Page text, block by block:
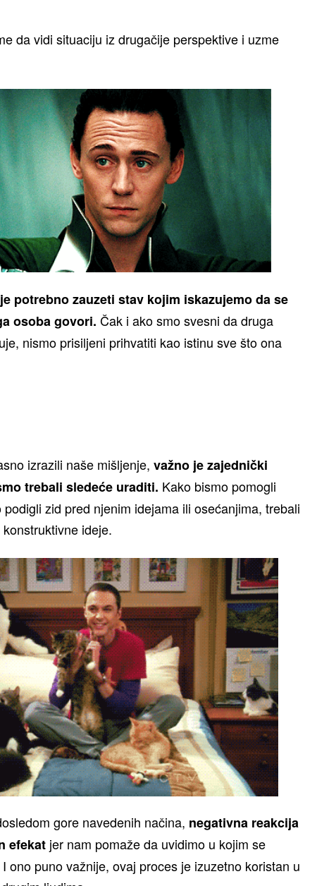
da vidi situaciju iz drugačije perspektive i uzme
potrebno zauzeti stav kojim iskazujemo da se
osoba govori. Čak i ako smo svesni da druga
nismo prisiljeni prihvatiti kao istinu sve što ona
izrazili naše mišljenje, važno je zajednički
trebali sledeće uraditi. Kako bismo pomogli
zid pred njenim idejama ili osećanjima, trebali
ideje.
gore navedenih načina, negativna reakcija
efekat jer nam pomaže da uvidimo u kojim se
ono puno važnije, ovaj proces je izuzetno koristan u